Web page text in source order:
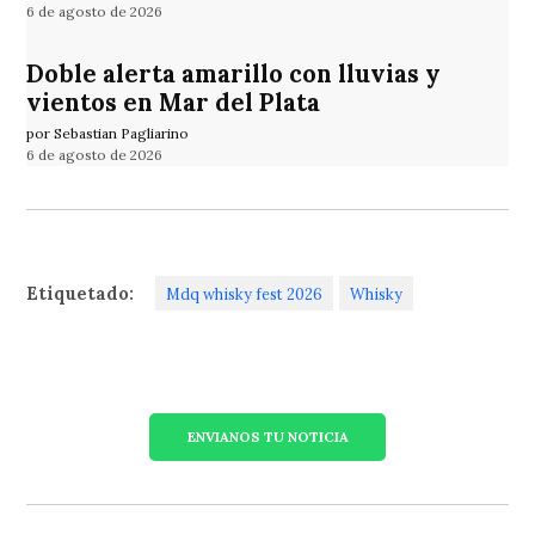
6 de agosto de 2026
Doble alerta amarillo con lluvias y
vientos en Mar del Plata
por Sebastian Pagliarino
6 de agosto de 2026
Etiquetado: Mdq whisky fest 2026 Whisky
ENVIANOS TU NOTICIA